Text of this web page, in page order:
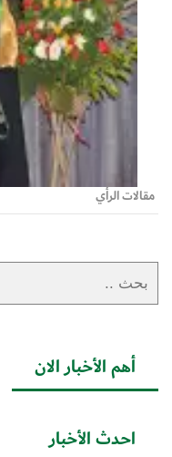
مقالات الرأي
أهم الأخبار الان
احدث الأخبار